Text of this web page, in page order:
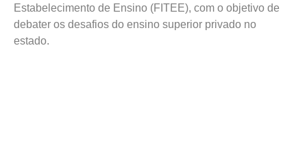
Estabelecimento de Ensino (FITEE), com o objetivo de
debater os desafios do ensino superior privado no
estado.